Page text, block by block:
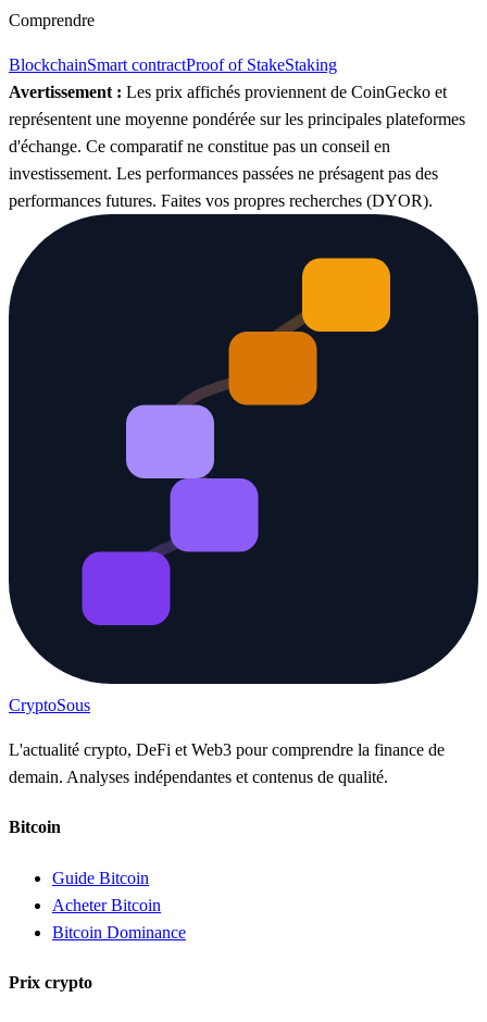
Comprendre
BlockchainSmart contractProof of StakeStaking
Avertissement : Les prix affichés proviennent de CoinGecko et
représentent une moyenne pondérée sur les principales plateformes
d'échange. Ce comparatif ne constitue pas un conseil en
investissement. Les performances passées ne présagent pas des
performances futures. Faites vos propres recherches (DYOR).
CryptoSous
L'actualité crypto, DeFi et Web3 pour comprendre la finance de
demain. Analyses indépendantes et contenus de qualité.
Bitcoin
Guide Bitcoin
Acheter Bitcoin
Bitcoin Dominance
Prix crypto